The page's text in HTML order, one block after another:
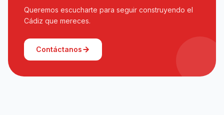
Queremos escucharte para seguir construyendo el
Cádiz que mereces.
Contáctanos